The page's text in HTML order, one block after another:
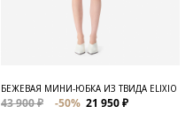
БЕЖЕВАЯ МИНИ-ЮБКА ИЗ ТВИДА ELIXIO
43 900 ₽ -50% 21 950 ₽